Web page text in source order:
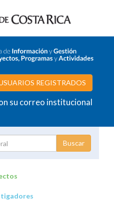
REGISTRADOS
su correo institucional